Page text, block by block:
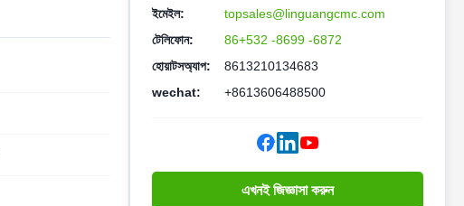
ইমেইল:
topsales@linguangcmc.com
টেলিফোন:
86+532 -8699 -6872
হোয়াটসঅ্যাপ:
8613210134683
wechat:
+8613606488500
এখনই জিজ্ঞাসা করুন